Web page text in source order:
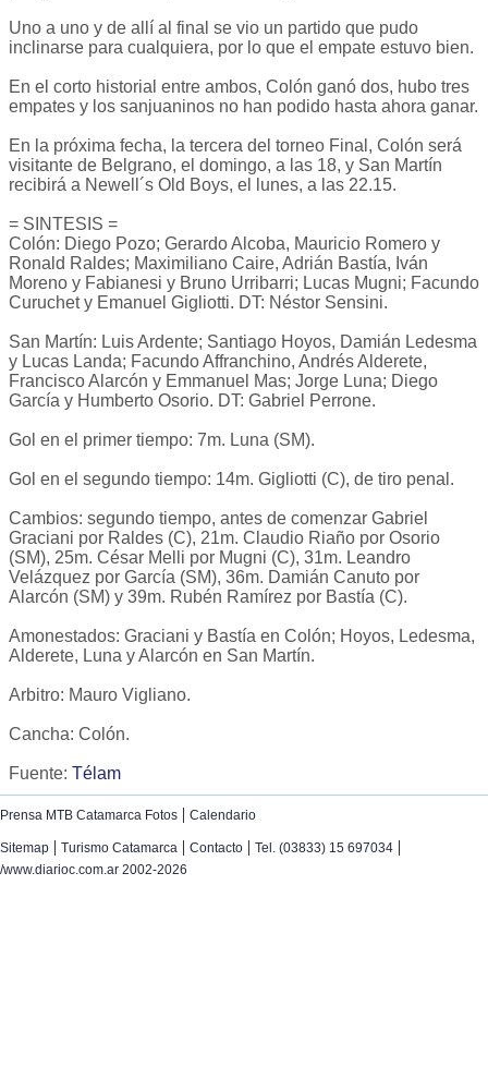
Uno a uno y de allí al final se vio un partido que pudo
inclinarse para cualquiera, por lo que el empate estuvo bien.
En el corto historial entre ambos, Colón ganó dos, hubo tres
empates y los sanjuaninos no han podido hasta ahora ganar.
En la próxima fecha, la tercera del torneo Final, Colón será
visitante de Belgrano, el domingo, a las 18, y San Martín
recibirá a Newell´s Old Boys, el lunes, a las 22.15.
= SINTESIS =
Colón: Diego Pozo; Gerardo Alcoba, Mauricio Romero y
Ronald Raldes; Maximiliano Caire, Adrián Bastía, Iván
Moreno y Fabianesi y Bruno Urribarri; Lucas Mugni; Facundo
Curuchet y Emanuel Gigliotti. DT: Néstor Sensini.
San Martín: Luis Ardente; Santiago Hoyos, Damián Ledesma
y Lucas Landa; Facundo Affranchino, Andrés Alderete,
Francisco Alarcón y Emmanuel Mas; Jorge Luna; Diego
García y Humberto Osorio. DT: Gabriel Perrone.
Gol en el primer tiempo: 7m. Luna (SM).
Gol en el segundo tiempo: 14m. Gigliotti (C), de tiro penal.
Cambios: segundo tiempo, antes de comenzar Gabriel
Graciani por Raldes (C), 21m. Claudio Riaño por Osorio
(SM), 25m. César Melli por Mugni (C), 31m. Leandro
Velázquez por García (SM), 36m. Damián Canuto por
Alarcón (SM) y 39m. Rubén Ramírez por Bastía (C).
Amonestados: Graciani y Bastía en Colón; Hoyos, Ledesma,
Alderete, Luna y Alarcón en San Martín.
Arbitro: Mauro Vigliano.
Cancha: Colón.
Fuente: Télam
Prensa MTB Catamarca Fotos | Calendario
Sitemap | Turismo Catamarca | Contacto | Tel. (03833) 15 697034 |
/www.diarioc.com.ar 2002-2026